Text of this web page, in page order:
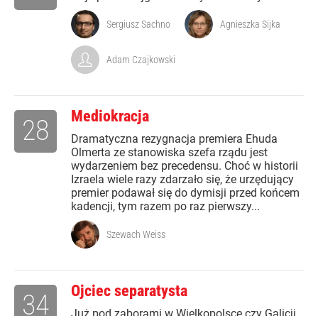
Sergiusz Sachno Agnieszka Sijka
Adam Czajkowski
Mediokracja
Dramatyczna rezygnacja premiera Ehuda
Olmerta ze stanowiska szefa rządu jest
wydarzeniem bez precedensu. Choć w historii
Izraela wiele razy zdarzało się, że urzędujący
premier podawał się do dymisji przed końcem
kadencji, tym razem po raz pierwszy...
28
Szewach Weiss
Ojciec separatysta
34